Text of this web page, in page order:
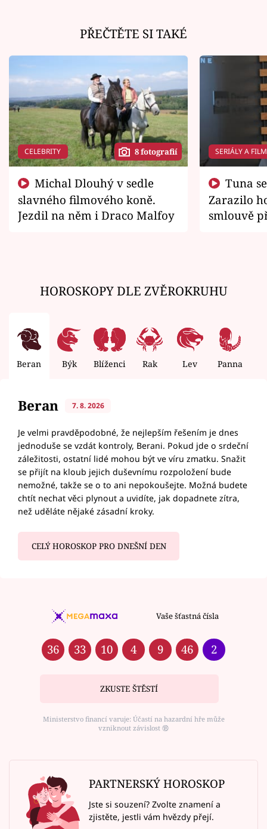
PŘEČTĚTE SI TAKÉ
CELEBRITY 8 fotografií
slavného filmového koně.
Jezdil na něm i Draco Malfoy
SERIÁLY A
Zarazilo
smlouvě
HOROSKOPY DLE ZVĚROKRUHU
Beran Býk Blíženci Rak Lev Panna
Beran 7. 8. 2026
Je velmi pravděpodobné, že nejlepším řešením je dnes
jednoduše se vzdát kontroly, Berani. Pokud jde o srdeční
záležitosti, ostatní lidé mohou být ve víru zmatku. Snažit
se přijít na kloub jejich duševnímu rozpoložení bude
nemožné, takže se o to ani nepokoušejte. Možná budete
chtít nechat věci plynout a uvidíte, jak dopadnete zítra,
než uděláte nějaké zásadní kroky.
CELÝ HOROSKOP PRO DNEŠNÍ DEN
Vaše šťastná čísla
36 33 10 4 9 46 2
ZKUSTE ŠTĚSTÍ
Ministerstvo financí varuje: Účastí na hazardní hře může
vzniknout závislost ⑱
PARTNERSKÝ HOROSKOP
Jste si souzení? Zvolte znamení a
zjistěte, jestli vám hvězdy přejí.